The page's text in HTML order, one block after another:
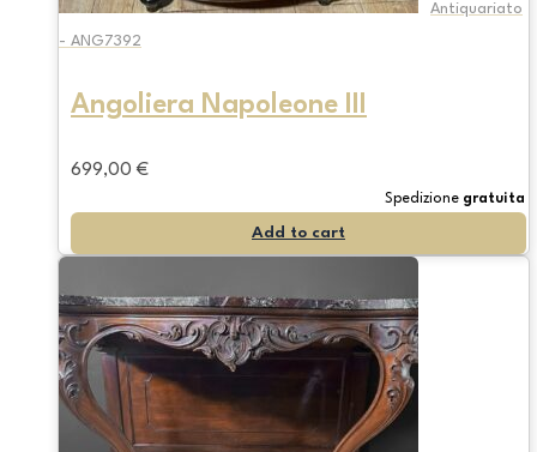
Antiquariato
- ANG7392
Angoliera Napoleone III
699,00 €
Spedizione gratuita
Add to cart